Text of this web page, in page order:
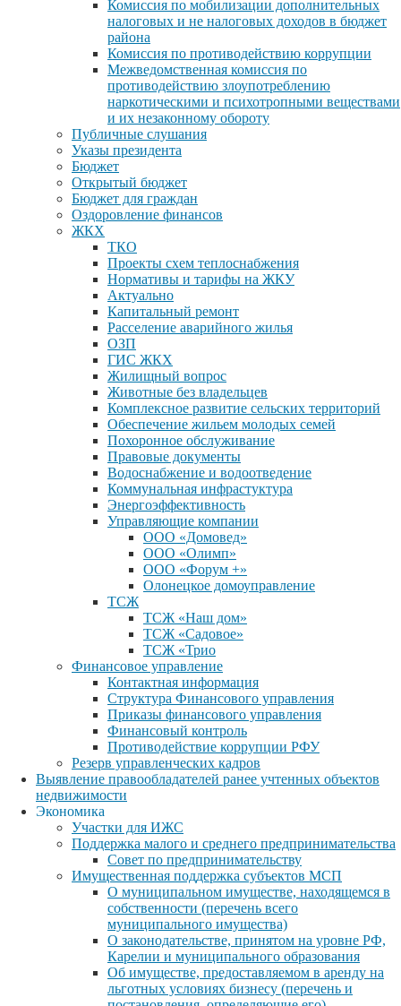
Комиссия по мобилизации дополнительных
налоговых и не налоговых доходов в бюджет
района
Комиссия по противодействию коррупции
Межведомственная комиссия по
противодействию злоупотреблению
наркотическими и психотропными веществами
и их незаконному обороту
Публичные слушания
Указы президента
Бюджет
Открытый бюджет
Бюджет для граждан
Оздоровление финансов
ЖКХ
ТКО
Проекты схем теплоснабжения
Нормативы и тарифы на ЖКУ
Актуально
Капитальный ремонт
Расселение аварийного жилья
ОЗП
ГИС ЖКХ
Жилищный вопрос
Животные без владельцев
Комплексное развитие сельских территорий
Обеспечение жильем молодых семей
Похоронное обслуживание
Правовые документы
Водоснабжение и водоотведение
Коммунальная инфрастуктура
Энергоэффективность
Управляющие компании
ООО «Домовед»
ООО «Олимп»
ООО «Форум +»
Олонецкое домоуправление
ТСЖ
ТСЖ «Наш дом»
ТСЖ «Садовое»
ТСЖ «Трио
Финансовое управление
Контактная информация
Структура Финансового управления
Приказы финансового управления
Финансовый контроль
Противодействие коррупции РФУ
Резерв управленческих кадров
Выявление правообладателей ранее учтенных объектов
недвижимости
Экономика
Участки для ИЖС
Поддержка малого и среднего предпринимательства
Совет по предпринимательству
Имущественная поддержка субъектов МСП
О муниципальном имуществе, находящемся в
собственности (перечень всего
муниципального имущества)
О законодательстве, принятом на уровне РФ,
Карелии и муниципального образования
Об имуществе, предоставляемом в аренду на
льготных условиях бизнесу (перечень и